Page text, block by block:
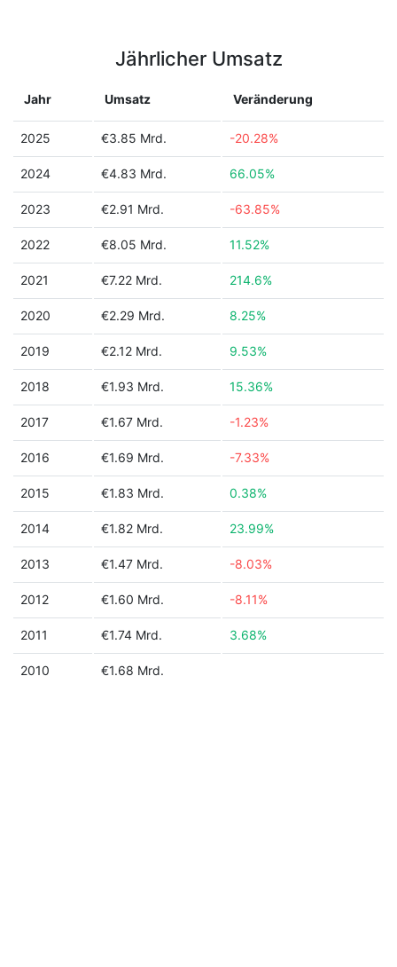
Jährlicher Umsatz
Jahr Umsatz Veränderung
2025 €3.85 Mrd. -20.28%
2024 €4.83 Mrd. 66.05%
2023 €2.91 Mrd. -63.85%
2022 €8.05 Mrd. 11.52%
2021 €7.22 Mrd. 214.6%
2020 €2.29 Mrd. 8.25%
2019 €2.12 Mrd. 9.53%
2018 €1.93 Mrd. 15.36%
2017 €1.67 Mrd. -1.23%
2016 €1.69 Mrd. -7.33%
2015 €1.83 Mrd. 0.38%
2014 €1.82 Mrd. 23.99%
2013 €1.47 Mrd. -8.03%
2012 €1.60 Mrd. -8.11%
2011 €1.74 Mrd. 3.68%
2010 €1.68 Mrd.